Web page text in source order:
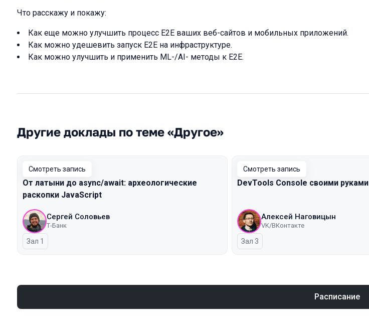
Что расскажу и покажу:
Как еще можно улучшить процесс E2E ваших веб-сайтов и мобильных приложений.
Как можно удешевить запуск E2E на инфраструктуре.
Как можно улучшить и применить ML-/AI- методы к E2E.
Другие доклады по теме «Другое»
Смотреть запись
От латыни до async/await: археологические
раскопки JavaScript
Сергей Соловьев
Т-Банк
Зал 1
Смотреть запись
DevTools Console своими руками
Алексей Наговицын
VK/ВКонтакте
Зал 3
Расписание